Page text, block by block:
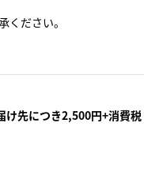
ください。
け先につき2,500円+消費税